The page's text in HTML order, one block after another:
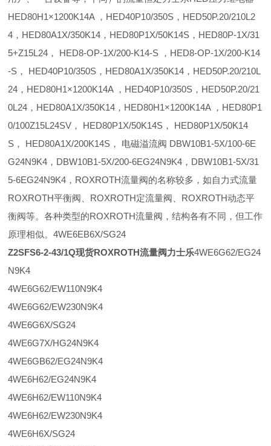
HED80H1×1200K14A ，HED40P10/350S，HED50P.20/210L2
4，HED80A1X/350K14，HED80P1X/50K14S，HED80P-1X/31
5+Z15L24， HED8-OP-1X/200-K14-S ，HED8-OP-1X/200-K14
-S， HED40P10/350S，HED80A1X/350K14，HED50P.20/210L
24，HED80H1×1200K14A ，HED40P10/350S，HED50P.20/21
0L24，HED80A1X/350K14，HED80H1×1200K14A ，HED80P1
0/100Z15L24SV， HED80P1X/50K14S， HED80P1X/50K14
S， HED80A1X/200K14S， 电磁溢流阀 DBW10B1-5X/100-6E
G24N9K4，DBW10B1-5X/200-6EG24N9K4，DBW10B1-5X/31
5-6EG24N9K4，ROXROTH流量阀的名称较多，如自力式流量
ROXROTH平衡阀、ROXROTH定流量阀、ROXROTH动态平
衡阀等。各种类型的ROXROTH流量阀，结构各有不同，但工作
原理相似。4WE6EB6X/SG24
Z2SFS6-2-43/1Q现货ROXROTH流量阀力士乐4WE6G62/EG24
N9K4
4WE6G62/EW110N9K4
4WE6G62/EW230N9K4
4WE6G6X/SG24
4WE6G7X/HG24N9K4
4WE6GB62/EG24N9K4
4WE6H62/EG24N9K4
4WE6H62/EW110N9K4
4WE6H62/EW230N9K4
4WE6H6X/SG24